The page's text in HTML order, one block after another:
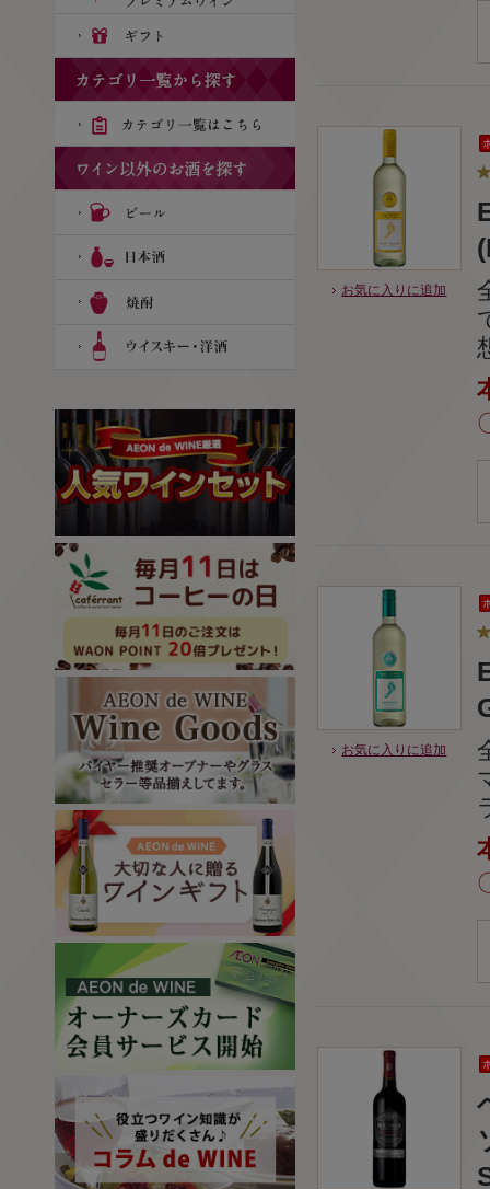
お気に入りに追加
お気に入りに追加